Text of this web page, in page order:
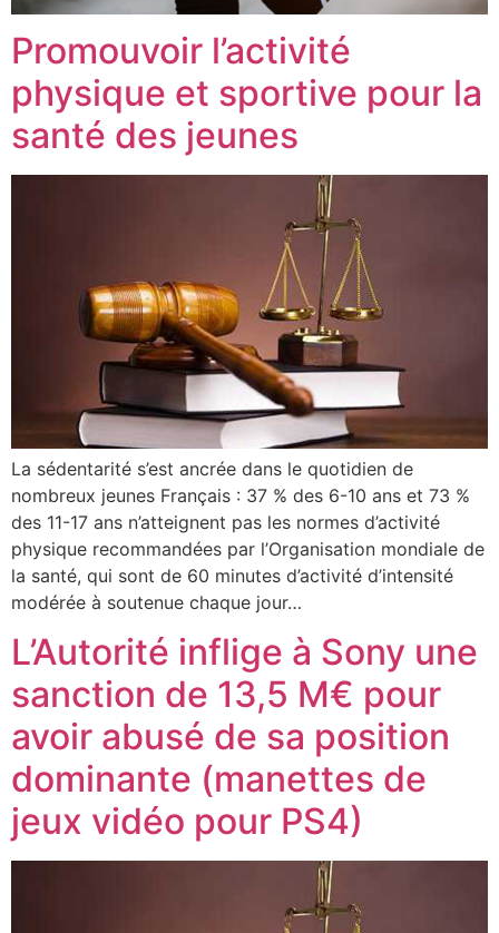
Promouvoir l’activité
physique et sportive pour la
santé des jeunes
La sédentarité s’est ancrée dans le quotidien de
nombreux jeunes Français : 37 % des 6-10 ans et 73 %
des 11-17 ans n’atteignent pas les normes d’activité
physique recommandées par l’Organisation mondiale de
la santé, qui sont de 60 minutes d’activité d’intensité
modérée à soutenue chaque jour…
L’Autorité inflige à Sony une
sanction de 13,5 M€ pour
avoir abusé de sa position
dominante (manettes de
jeux vidéo pour PS4)